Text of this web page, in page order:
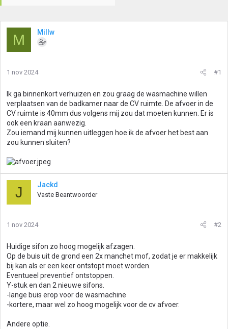
M Millw
1 nov 2024 #1
Ik ga binnenkort verhuizen en zou graag de wasmachine willen
verplaatsen van de badkamer naar de CV ruimte. De afvoer in de
CV ruimte is 40mm dus volgens mij zou dat moeten kunnen. Er is
ook een kraan aanwezig.
Zou iemand mij kunnen uitleggen hoe ik de afvoer het best aan
zou kunnen sluiten?
J Jackd
Vaste Beantwoorder
1 nov 2024 #2
Huidige sifon zo hoog mogelijk afzagen.
Op de buis uit de grond een 2x manchet mof, zodat je er makkelijk
bij kan als er een keer ontstopt moet worden.
Eventueel preventief ontstoppen.
Y-stuk en dan 2 nieuwe sifons.
-lange buis erop voor de wasmachine
-kortere, maar wel zo hoog mogelijk voor de cv afvoer.
Andere optie.